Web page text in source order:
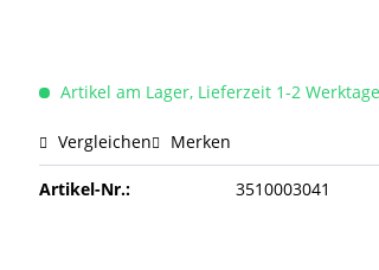
Artikel am Lager, Lieferzeit 1-2
Vergleichen Merken
Artikel-Nr.: 3510003041